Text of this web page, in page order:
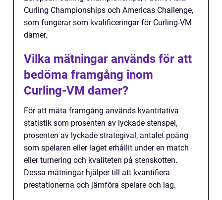
Curling Championships och Americas Challenge,
som fungerar som kvalificeringar för Curling-VM
damer.
Vilka mätningar används för att
bedöma framgång inom
Curling-VM damer?
För att mäta framgång används kvantitativa
statistik som prosenten av lyckade stenspel,
prosenten av lyckade strategival, antalet poäng
som spelaren eller laget erhållit under en match
eller turnering och kvaliteten på stenskotten.
Dessa mätningar hjälper till att kvantifiera
prestationerna och jämföra spelare och lag.